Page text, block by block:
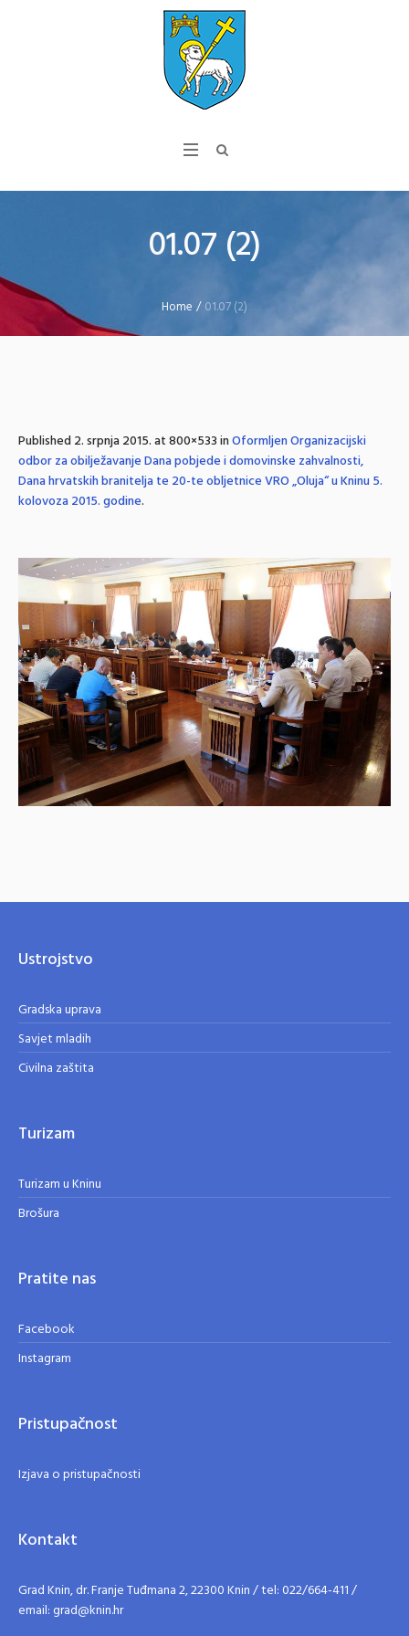
01.07 (2)
Home /01.07 (2)
Published2. srpnja 2015.at 800×533 inOformljen Organizacijski
odbor za obilježavanje Dana pobjede i domovinske zahvalnosti,
Dana hrvatskih branitelja te 20-te obljetnice VRO „Oluja“ u Kninu 5.
kolovoza 2015. godine.
Ustrojstvo
Gradska uprava
Savjet mladih
Civilna zaštita
Turizam
Turizam u Kninu
Brošura
Pratite nas
Facebook
Instagram
Pristupačnost
Izjava o pristupačnosti
Kontakt
Grad Knin, dr. Franje Tuđmana 2, 22300 Knin / tel: 022/664-411 /
email: grad@knin.hr